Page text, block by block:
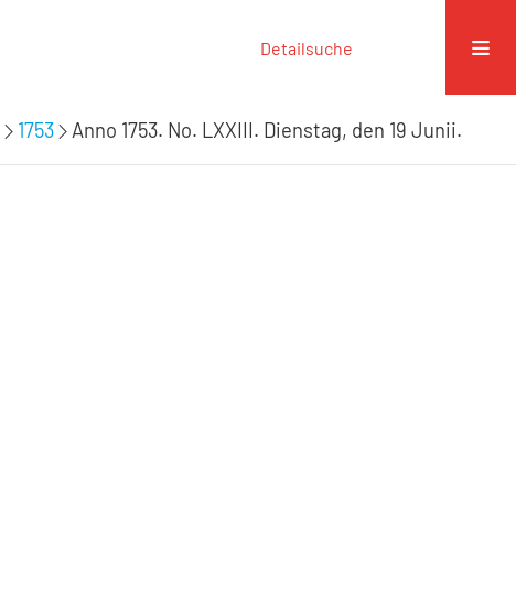
Detailsuche
1753 Anno 1753. No. LXXIII. Dienstag, den 19 Junii.